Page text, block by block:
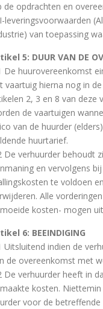
de opdrachten en
leveringsvoorwaarden
van toepassing
5: DUUR VAN DE
De huurovereenkomst
vaartuig hierna nog in
2, 3 en 8 van
de vaartuigen
van de huurder
huurtarief.
De verhuurder behoudt
en vervolgens
te voldoen
Alle
kosten- mogen
6: BEEINDIGING
Uitsluitend indien de
de overeenkomst met
De verhuurder heeft in
kosten.
voor de